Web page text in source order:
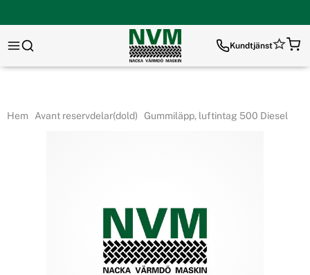
Kundtjänst
Hem Avant reservdelar(dold) Gummiläpp, luftintag 500 Diesel